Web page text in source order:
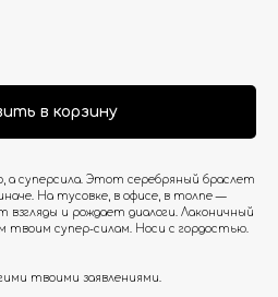
в корзину
а суперсила. Этот серебряный браслет
На тусовке, в офисе, в толпе —
и рождает диалоги. Лаконичный
твоим супер-силам. Носи с гордостью.
твоими заявлениями.